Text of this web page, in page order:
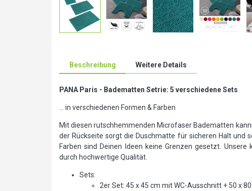
Beschreibung Weitere Details
PANA Paris - Badematten Setrie: 5 verschiedene Sets
... in verschiedenen Formen & Farben
Mit diesen rutschhemmenden Microfaser Badematten
der Rückseite sorgt die Duschmatte für sicheren Halt und
Farben sind Deinen Ideen keine Grenzen gesetzt.
durch hochwertige Qualität.
Sets:
2er Set: 45 x 45 cm mit WC-Ausschnitt + 50 x